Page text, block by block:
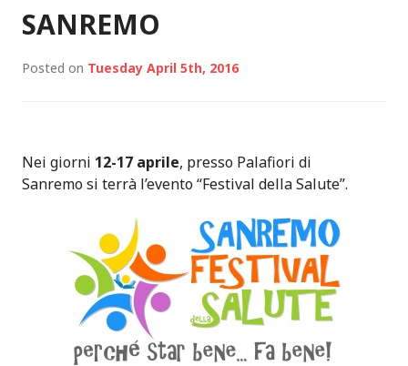
SANREMO
Posted on Tuesday April 5th, 2016
Nei giorni 12-17 aprile, presso Palafiori di
Sanremo si terrà l’evento “Festival della Salute”.